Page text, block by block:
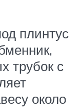
плинтус
трубок с
около